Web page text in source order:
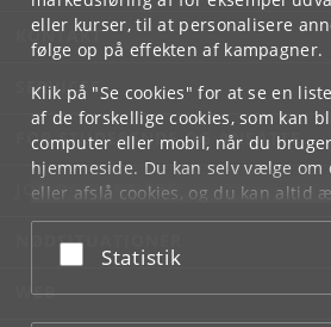
eller kurser, til at personalisere
følge op på effekten af kampagner.
Klik på "Se cookies" for at se en
af de forskellige cookies, som kan
computer eller mobil, når du
hjemmeside. Du kan selv vælge om
eller afslå cookies, og du kan altid
underCookie- og privatlivspolitik
bunden af hver side.
Acceptér eller afslå
Statistik
KONTAKT
SERVICES
FOR STUDERENDE OG ANSATTE
JOB OG KARRIERE
NØDSITUATIONER
WEB